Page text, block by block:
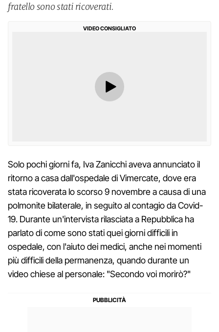
fratello sono stati ricoverati.
VIDEO CONSIGLIATO
Solo pochi giorni fa, Iva Zanicchi aveva annunciato il
ritorno a casa dall'ospedale di Vimercate, dove era
stata ricoverata lo scorso 9 novembre a causa di una
polmonite bilaterale, in seguito al contagio da Covid-
19. Durante un'intervista rilasciata a Repubblica ha
parlato di come sono stati quei giorni difficili in
ospedale, con l'aiuto dei medici, anche nei momenti
più difficili della permanenza, quando durante un
video chiese al personale: "Secondo voi morirò?"